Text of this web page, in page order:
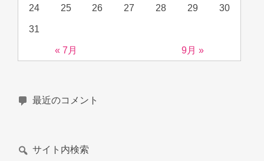
« 7月 9月 »
24 25 26 27 28 29 30
31
最近のコメント
サイト内検索